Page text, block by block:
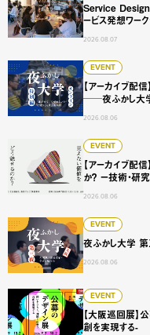
Service Design
ービス発想ワー
2026.08.07
EVENT
【アーカイブ配
──夜ふかし大
2026.08.06
【アーカイブ配信】"誰
EVENT
【アーカイブ配
か？ ー技術・研
2026.08.06
【アーカイブ配信】ひ
EVENT
夜ふかし大学 第
2026.08.06
夜ふかし大学 第三夜 「
EVENT
【大阪巡回展】
創を実現する-
【大阪巡回展】公募の